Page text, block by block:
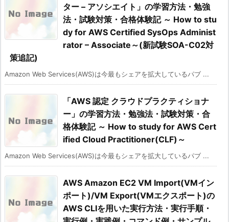
ター – アソシエイト」の学習方法・勉強
法・試験対策・合格体験記 ～ How to stu
dy for AWS Certified SysOps Administ
rator – Associate～(新試験SOA-C02対
策追記)
Amazon Web Services(AWS)は今最もシェアを拡大しているパブ ...
「AWS 認定 クラウドプラクティショナ
ー」の学習方法・勉強法・試験対策・合
格体験記 ～ How to study for AWS Cert
ified Cloud Practitioner(CLF)～
Amazon Web Services(AWS)は今最もシェアを拡大しているパブ ...
AWS Amazon EC2 VM Import(VMイン
ポート)/VM Export(VMエクスポート)の
AWS CLIを用いた実行方法・実行手順・